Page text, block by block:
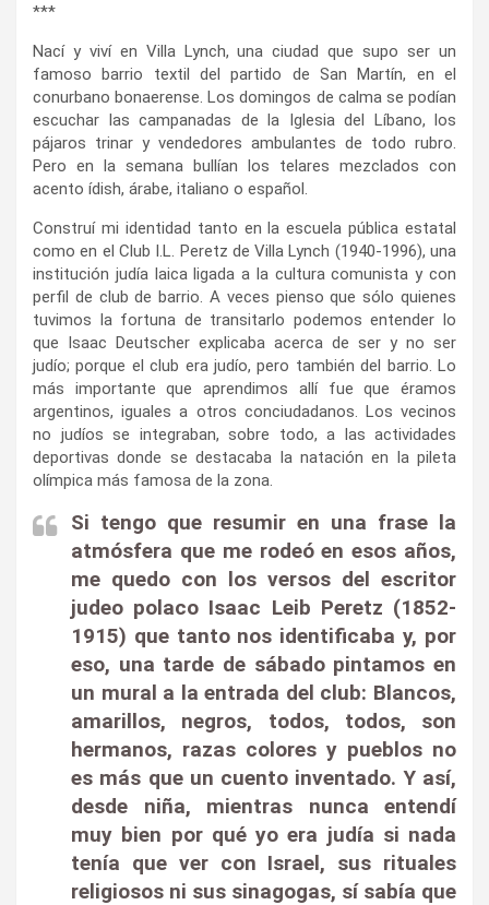
***
Nací y viví en Villa Lynch, una ciudad que supo ser un
famoso barrio textil del partido de San Martín, en el
conurbano bonaerense. Los domingos de calma se podían
escuchar las campanadas de la Iglesia del Líbano, los
pájaros trinar y vendedores ambulantes de todo rubro.
Pero en la semana bullían los telares mezclados con
acento ídish, árabe, italiano o español.
Construí mi identidad tanto en la escuela pública estatal
como en el Club I.L. Peretz de Villa Lynch (1940-1996), una
institución judía laica ligada a la cultura comunista y con
perfil de club de barrio. A veces pienso que sólo quienes
tuvimos la fortuna de transitarlo podemos entender lo
que Isaac Deutscher explicaba acerca de ser y no ser
judío; porque el club era judío, pero también del barrio. Lo
más importante que aprendimos allí fue que éramos
argentinos, iguales a otros conciudadanos. Los vecinos
no judíos se integraban, sobre todo, a las actividades
deportivas donde se destacaba la natación en la pileta
olímpica más famosa de la zona.
Si tengo que resumir en una frase la
atmósfera que me rodeó en esos años,
me quedo con los versos del escritor
judeo polaco Isaac Leib Peretz (1852-
1915) que tanto nos identificaba y, por
eso, una tarde de sábado pintamos en
un mural a la entrada del club: Blancos,
amarillos, negros, todos, todos, son
hermanos, razas colores y pueblos no
es más que un cuento inventado. Y así,
desde niña, mientras nunca entendí
muy bien por qué yo era judía si nada
tenía que ver con Israel, sus rituales
religiosos ni sus sinagogas, sí sabía que